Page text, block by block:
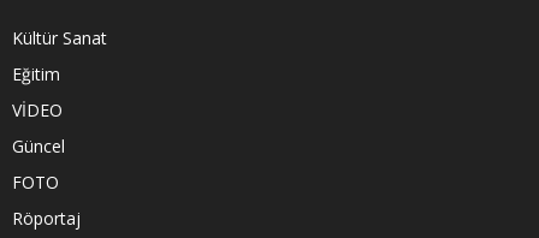
Kültür Sanat
Eğitim
VİDEO
Güncel
FOTO
Röportaj